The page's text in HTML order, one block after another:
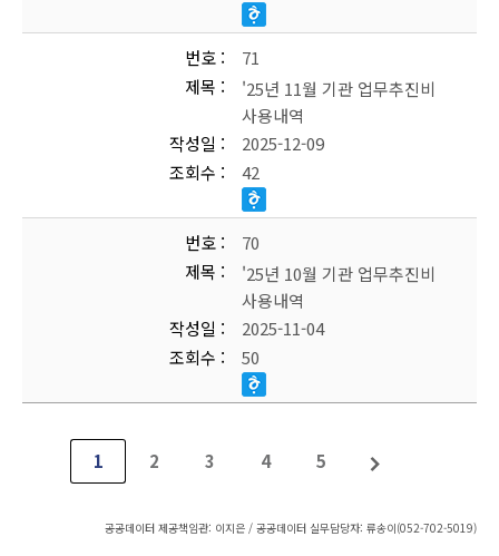
번호
71
제목
'25년 11월 기관 업무추진비
사용내역
작성일
2025-12-09
조회수
42
번호
70
제목
'25년 10월 기관 업무추진비
사용내역
작성일
2025-11-04
조회수
50
1 2 3 4 5
공공데이터 제공책임관: 이지은 / 공공데이터 실무담당자: 류송이(052-702-5019)